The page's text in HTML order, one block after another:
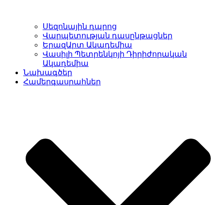
Սեզոնային դպրոց
Վարպետության դասընթացներ
ԵրազԱրտ Ակադեմիա
Վասիլի Պետրենկոյի Դիրիժորական
Ակադեմիա
Նախագծեր
Համերգասրահներ